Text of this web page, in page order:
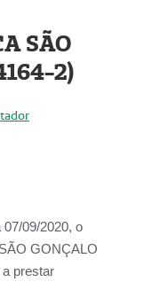
SÃO
2)
07/09/2020, o
GONÇALO
a prestar